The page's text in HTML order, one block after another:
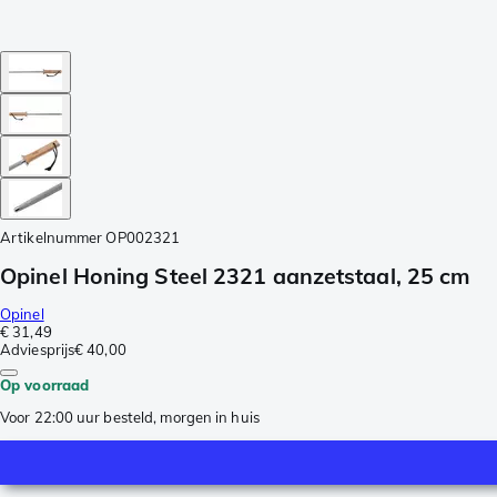
Artikelnummer OP002321
Opinel Honing Steel 2321 aanzetstaal, 25 cm
Opinel
€ 31,49
Adviesprijs€ 40,00
Op voorraad
Voor 22:00 uur besteld, morgen in huis